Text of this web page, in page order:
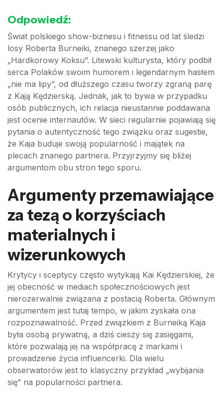
Odpowiedź:
Świat polskiego show-biznesu i fitnessu od lat śledzi
losy Roberta Burneiki, znanego szerzej jako
„Hardkorowy Koksu”. Litewski kulturysta, który podbił
serca Polaków swoim humorem i legendarnym hasłem
„nie ma lipy”, od dłuższego czasu tworzy zgraną parę
z Kają Kędzierską. Jednak, jak to bywa w przypadku
osób publicznych, ich relacja nieustannie poddawana
jest ocenie internautów. W sieci regularnie pojawiają się
pytania o autentyczność tego związku oraz sugestie,
że Kaja buduje swoją popularność i majątek na
plecach znanego partnera. Przyjrzyjmy się bliżej
argumentom obu stron tego sporu.
Argumenty przemawiające
za tezą o korzyściach
materialnych i
wizerunkowych
Krytycy i sceptycy często wytykają Kai Kędzierskiej, że
jej obecność w mediach społecznościowych jest
nierozerwalnie związana z postacią Roberta. Głównym
argumentem jest tutaj tempo, w jakim zyskała ona
rozpoznawalność. Przed związkiem z Burneiką Kaja
była osobą prywatną, a dziś cieszy się zasięgami,
które pozwalają jej na współpracę z markami i
prowadzenie życia influencerki. Dla wielu
obserwatorów jest to klasyczny przykład „wybijania
się” na popularności partnera.